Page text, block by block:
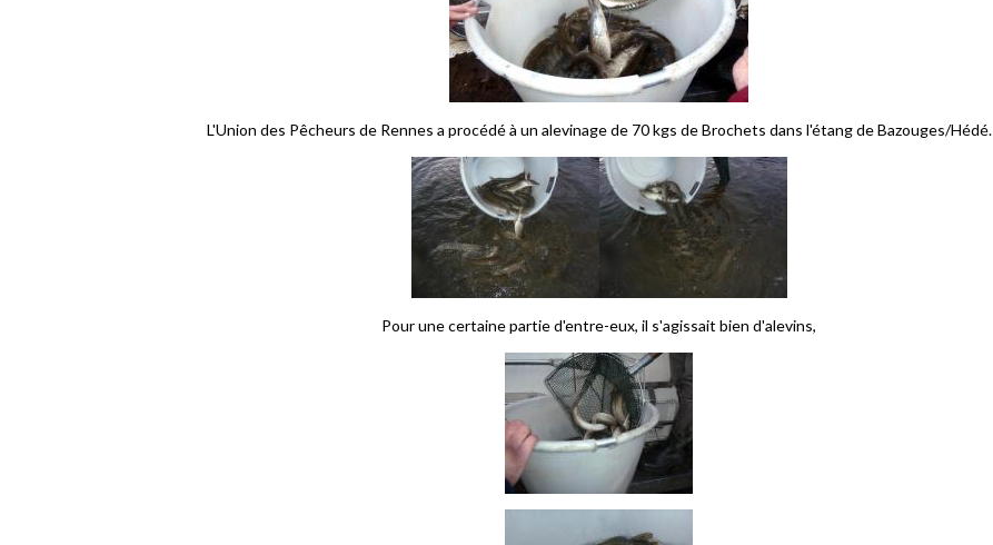
L'Union des Pêcheurs de Rennes a procédé à un alevinage de 70 kgs de Brochets dans l'étang de Bazouges/Hédé.
Pour une certaine partie d'entre-eux, il s'agissait bien d'alevins,